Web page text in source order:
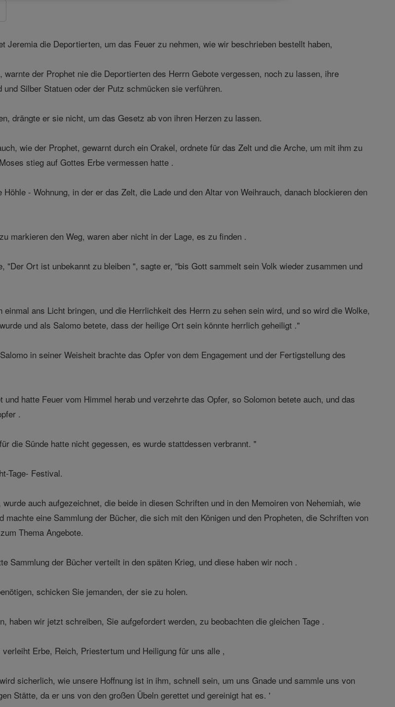
Jeremia die Deportierten, um das Feuer zu nehmen, wie wir beschrieben bestellt haben,
warnte der Prophet nie die Deportierten des Herrn Gebote vergessen, noch zu lassen, ihre
Silber Statuen oder der Putz schmücken sie verführen.
drängte er sie nicht, um das Gesetz ab von ihren Herzen zu lassen.
wie der Prophet, gewarnt durch ein Orakel, ordnete für das Zelt und die Arche, um mit ihm zu
stieg auf Gottes Erbe vermessen hatte .
- Wohnung, in der er das Zelt, die Lade und den Altar von Weihrauch, danach blockieren den
markieren den Weg, waren aber nicht in der Lage, es zu finden .
"Der Ort ist unbekannt zu bleiben ", sagte er, "bis Gott sammelt sein Volk wieder zusammen und
einmal ans Licht bringen, und die Herrlichkeit des Herrn zu sehen sein wird, und so wird die Wolke,
und als Salomo betete, dass der heilige Ort sein könnte herrlich geheiligt ."
in seiner Weisheit brachte das Opfer von dem Engagement und der Fertigstellung des
hatte Feuer vom Himmel herab und verzehrte das Opfer, so Solomon betete auch, und das
.
die Sünde hatte nicht gegessen, es wurde stattdessen verbrannt. "
Tage- Festival.
auch aufgezeichnet, die beide in diesen Schriften und in den Memoiren von Nehemiah, wie
machte eine Sammlung der Bücher, die sich mit den Königen und den Propheten, die Schriften von
Thema Angebote.
Sammlung der Bücher verteilt in den späten Krieg, und diese haben wir noch .
schicken Sie jemanden, der sie zu holen.
haben wir jetzt schreiben, Sie aufgefordert werden, zu beobachten die gleichen Tage .
Erbe, Reich, Priestertum und Heiligung für uns alle ,
sicherlich, wie unsere Hoffnung ist in ihm, schnell sein, um uns Gnade und sammle uns von
Stätte, da er uns von den großen Übeln gerettet und gereinigt hat es. '